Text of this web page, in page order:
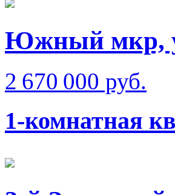
Южный мкр,
2 670 000 руб.
1-комнатная